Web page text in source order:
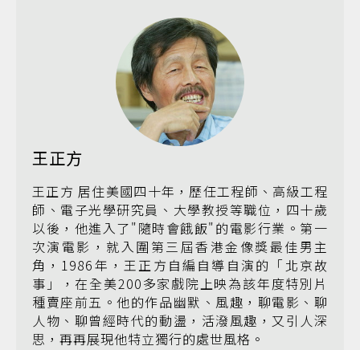
王正方
王正方 居住美國四十年，歷任工程師、高級工程
師、電子光學研究員、大學教授等職位，四十歲
以後，他進入了"隨時會餓飯"的電影行業。第一
次演電影，就入圍第三屆香港金像獎最佳男主
角，1986年，王正方自編自導自演的「北京故
事」，在全美200多家戲院上映為該年度特別片
種賣座前五。他的作品幽默、風趣，聊電影、聊
人物、聊曾經時代的動盪，活潑風趣，又引人深
思，再再展現他特立獨行的處世風格。